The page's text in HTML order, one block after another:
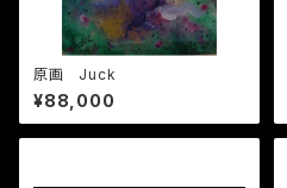
原画 Juck
¥88,000